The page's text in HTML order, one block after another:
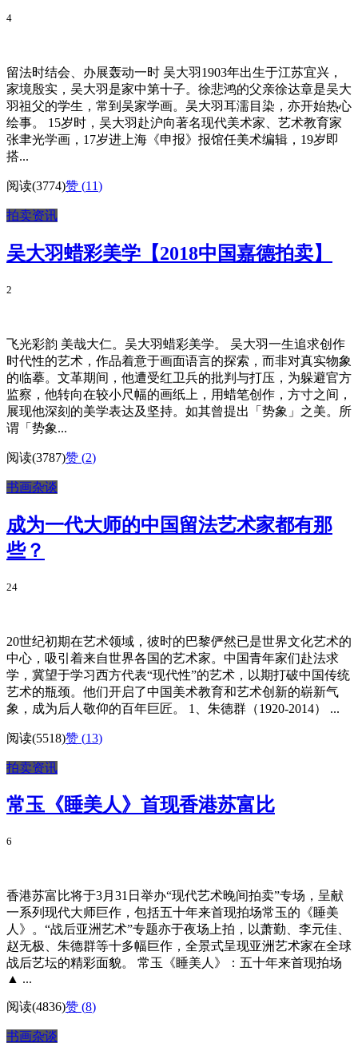
4
留法时结会、办展轰动一时 吴大羽1903年出生于江苏宜兴，
家境殷实，吴大羽是家中第十子。徐悲鸿的父亲徐达章是吴大
羽祖父的学生，常到吴家学画。吴大羽耳濡目染，亦开始热心
绘事。 15岁时，吴大羽赴沪向著名现代美术家、艺术教育家
张聿光学画，17岁进上海《申报》报馆任美术编辑，19岁即
搭...
阅读(3774)赞 (11)
拍卖资讯
吴大羽蜡彩美学【2018中国嘉德拍卖】
2
飞光彩韵 美哉大仁。吴大羽蜡彩美学。 吴大羽一生追求创作
时代性的艺术，作品着意于画面语言的探索，而非对真实物象
的临摹。文革期间，他遭受红卫兵的批判与打压，为躲避官方
监察，他转向在较小尺幅的画纸上，用蜡笔创作，方寸之间，
展现他深刻的美学表达及坚持。如其曾提出「势象」之美。所
谓「势象...
阅读(3787)赞 (2)
书画杂谈
成为一代大师的中国留法艺术家都有那
些？
24
20世纪初期在艺术领域，彼时的巴黎俨然已是世界文化艺术的
中心，吸引着来自世界各国的艺术家。中国青年家们赴法求
学，冀望于学习西方代表“现代性”的艺术，以期打破中国传统
艺术的瓶颈。他们开启了中国美术教育和艺术创新的崭新气
象，成为后人敬仰的百年巨匠。 1、朱德群（1920-2014） ...
阅读(5518)赞 (13)
拍卖资讯
常玉《睡美人》首现香港苏富比
6
香港苏富比将于3月31日举办“现代艺术晚间拍卖”专场，呈献
一系列现代大师巨作，包括五十年来首现拍场常玉的《睡美
人》。“战后亚洲艺术”专题亦于夜场上拍，以萧勤、李元佳、
赵无极、朱德群等十多幅巨作，全景式呈现亚洲艺术家在全球
战后艺坛的精彩面貌。 常玉《睡美人》：五十年来首现拍场
▲ ...
阅读(4836)赞 (8)
书画杂谈